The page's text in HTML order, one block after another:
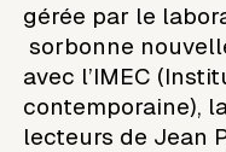
gérée par le
sorbonne
avec l’IMEC
contemporaine),
lecteurs de Jean